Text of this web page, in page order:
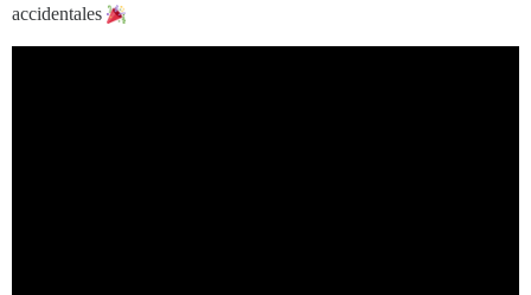
accidentales